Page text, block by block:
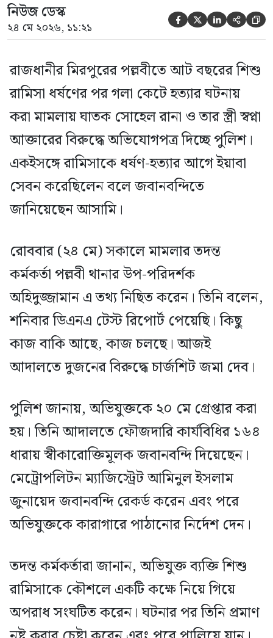
নিউজ ডেস্ক
২৪ মে ২০২৬, ১১:২১     
রাজধানীর মিরপুরের পল্লবীতে আট বছরের শিশু
রামিসা ধর্ষণের পর গলা কেটে হত্যার ঘটনায়
করা মামলায় ঘাতক সোহেল রানা ও তার স্ত্রী স্বপ্না
আক্তারের বিরুদ্ধে অভিযোগপত্র দিচ্ছে পুলিশ।
একইসঙ্গে রামিসাকে ধর্ষণ-হত্যার আগে ইয়াবা
সেবন করেছিলেন বলে জবানবন্দিতে
জানিয়েছেন আসামি।
রোববার (২৪ মে) সকালে মামলার তদন্ত
কর্মকর্তা পল্লবী থানার উপ-পরিদর্শক
অহিদুজ্জামান এ তথ্য নিছিত করেন। তিনি বলেন,
শনিবার ডিএনএ টেস্ট রিপোর্ট পেয়েছি। কিছু
কাজ বাকি আছে, কাজ চলছে। আজই
আদালতে দুজনের বিরুদ্ধে চার্জশিট জমা দেব।
পুলিশ জানায়, অভিযুক্তকে ২০ মে গ্রেপ্তার করা
হয়। তিনি আদালতে ফৌজদারি কার্যবিধির ১৬৪
ধারায় স্বীকারোক্তিমূলক জবানবন্দি দিয়েছেন।
মেট্রোপলিটন ম্যাজিস্ট্রেট আমিনুল ইসলাম
জুনায়েদ জবানবন্দি রেকর্ড করেন এবং পরে
অভিযুক্তকে কারাগারে পাঠানোর নির্দেশ দেন।
তদন্ত কর্মকর্তারা জানান, অভিযুক্ত ব্যক্তি শিশু
রামিসাকে কৌশলে একটি কক্ষে নিয়ে গিয়ে
অপরাধ সংঘটিত করেন। ঘটনার পর তিনি প্রমাণ